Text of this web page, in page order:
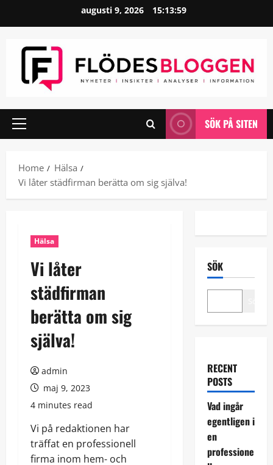
augusti 9, 2026 15:13:59
Primary
SÖK PÅ SITEN
Home
Hälsa
Vi låter städfirman berätta om sig själva!
Hälsa
Vi låter
städfirman
berätta om sig
själva!
admin
maj 9, 2023
4 minutes read
Vi på redaktionen har
träffat en professionell
firma inom hem- och
SÖK
RECENT
POSTS
Vad ingår
egentligen i
en
professione